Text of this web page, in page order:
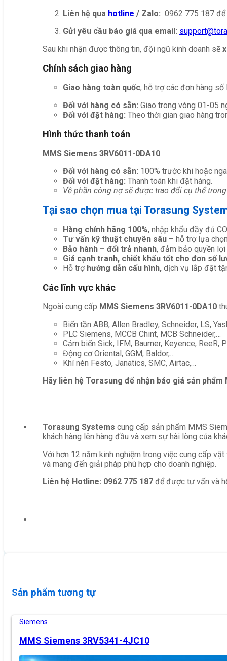
Liên hệ qua hotline / Zalo: 0962 775 187
Gửi yêu cầu báo giá qua email:
Sau khi nhận được thông tin, đội ngũ kinh doanh sẽ
Chính sách giao hàng
Giao hàng toàn quốc, hỗ trợ các đơn hàng số
Đối với hàng có sẵn: Giao trong vòng 01-05
Đối với đặt hàng: Theo thời gian giao hàng
Hình thức thanh toán
MMS Siemens 3RV6011-0DA10
Đối với hàng có sẵn: 100% trước khi hoặc
Đối với đặt hàng: Thanh toán khi đặt hàng.
Về phần công nợ sẽ được trao đổi cụ thể
Tại sao chọn mua tại Torasung
Hàng chính hãng 100%, nhập khẩu đầy đủ
Tư vấn kỹ thuật chuyên sâu – hỗ trợ lựa
Bảo hành – đổi trả nhanh, đảm bảo quyền lợi
Giá cạnh tranh, chiết khấu tốt cho đơn số
Hỗ trợ hướng dẫn cấu hình, dịch vụ lắp đặt
Các lĩnh vực khác
Ngoài cung cấp MMS Siemens 3RV6011-0DA10
Biến tần ABB, Allen Bradley, Schneider, LS,
PLC Siemens, MCCB Chint, MCB Schneider,…
Cảm biến Sick, IFM, Baumer, Keyence, ReeR,
Động cơ Oriental, GGM, Baldor,…
Khí nén Festo, Janatics, SMC, Airtac,…
Hãy liên hệ Torasung để nhận báo giá sản phẩm
Torasung Systems cung cấp sản phẩm MMS
khách hàng lên hàng đầu và xem sự hài lòng của
Với hơn 12 năm kinh nghiệm trong việc cung cấp
và mang đến giải pháp phù hợp cho doanh nghiệp.
Liên hệ Hotline: 0962 775 187 để được tư vấn và
Sản phẩm tương tự
Siemens
MMS Siemens 3RV5341-4JC10